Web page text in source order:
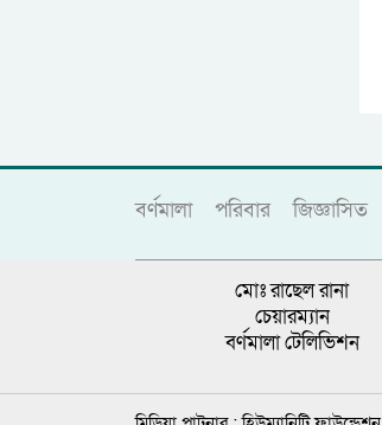
বর্ণমালা পরিবার জিজ্ঞাসিত
মোঃ রাছেল রানা
চেয়ারম্যান
বর্ণমালা টেলিভিশন